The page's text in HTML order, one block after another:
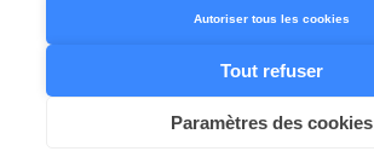
Autoriser tous les cookies
Tout refuser
Paramètres des cookies